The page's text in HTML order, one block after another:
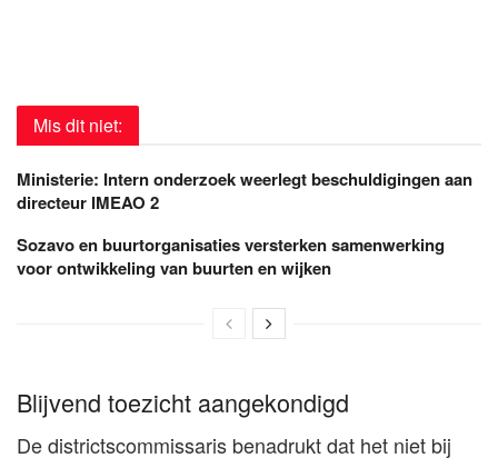
Mis dit niet:
Ministerie: Intern onderzoek weerlegt beschuldigingen aan
directeur IMEAO 2
Sozavo en buurtorganisaties versterken samenwerking
voor ontwikkeling van buurten en wijken
Blijvend toezicht aangekondigd
De districtscommissaris benadrukt dat het niet bij